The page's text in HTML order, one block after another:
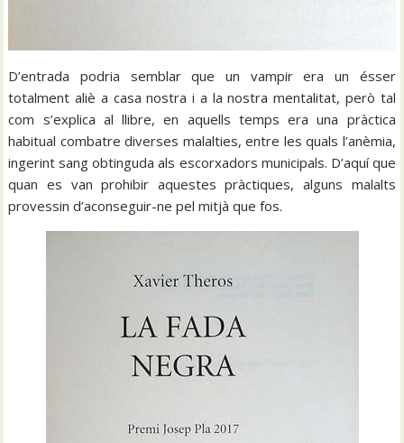
D’entrada podria semblar que un vampir era un ésser
totalment aliè a casa nostra i a la nostra mentalitat, però tal
com s’explica al llibre, en aquells temps era una pràctica
habitual combatre diverses malalties, entre les quals l’anèmia,
ingerint sang obtinguda als escorxadors municipals. D’aquí que
quan es van prohibir aquestes pràctiques, alguns malalts
provessin d’aconseguir-ne pel mitjà que fos.